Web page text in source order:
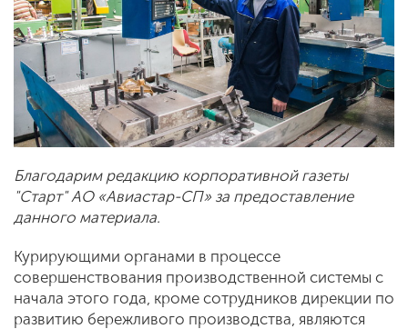
Благодарим редакцию корпоративной газеты
"Старт" АО «Авиастар-СП» за предоставление
данного материала.
Курирующими органами в процессе
совершенствования производственной системы с
начала этого года, кроме сотрудников дирекции по
развитию бережливого производства, являются